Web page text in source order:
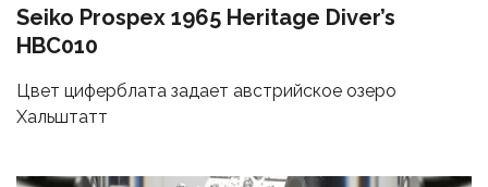
Seiko Prospex 1965 Heritage Diver’s
HBC010
Цвет циферблата задает австрийское озеро
Хальштатт